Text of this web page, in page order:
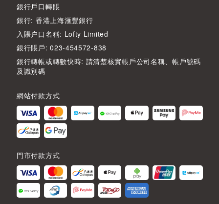
銀行戶口轉賬
銀行: 香港上海滙豐銀行
入賬户口名稱: Lofty Limited
銀行賬戶: 023-454572-838
銀行轉帳或轉數快時: 請清楚核實帳戶公司名稱、帳戶號碼
及識別碼
網站付款方式
門市付款方式